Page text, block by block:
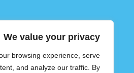
We value your privacy
browsing experience, serve
and analyze our traffic. By
צימרים ומלונות זולים